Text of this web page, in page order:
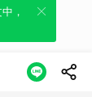
，